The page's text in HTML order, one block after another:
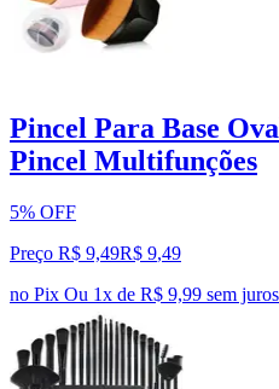
Pincel Para Base
Pincel Multifunções
5% OFF
Preço R$ 9,49R$ 9,49
no Pix Ou 1x de R$ 9,99 sem juros